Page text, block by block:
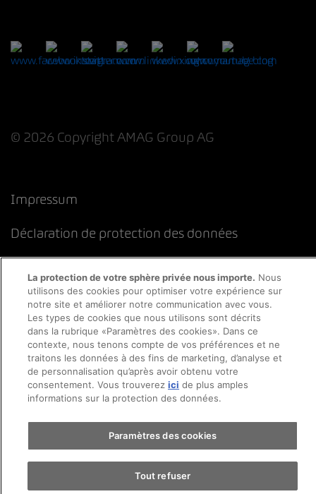
© 2026 Copyright AMAG Group AG
Impressum
Déclaration de protection des données
La protection de votre sphère privée nous importe. Nous
utilisons des cookies pour optimiser votre expérience sur
notre site et améliorer notre communication avec vous.
Les types de cookies que nous utilisons sont décrits
dans la rubrique «Paramètres des cookies». Dans ce
contexte, nous tenons compte de vos préférences et ne
traitons les données à des fins de marketing, d’analyse et
de personnalisation qu’après avoir obtenu votre
consentement. Vous trouverezici de plus amples
informations sur la protection des données.
Paramètres des cookies
Tout refuser